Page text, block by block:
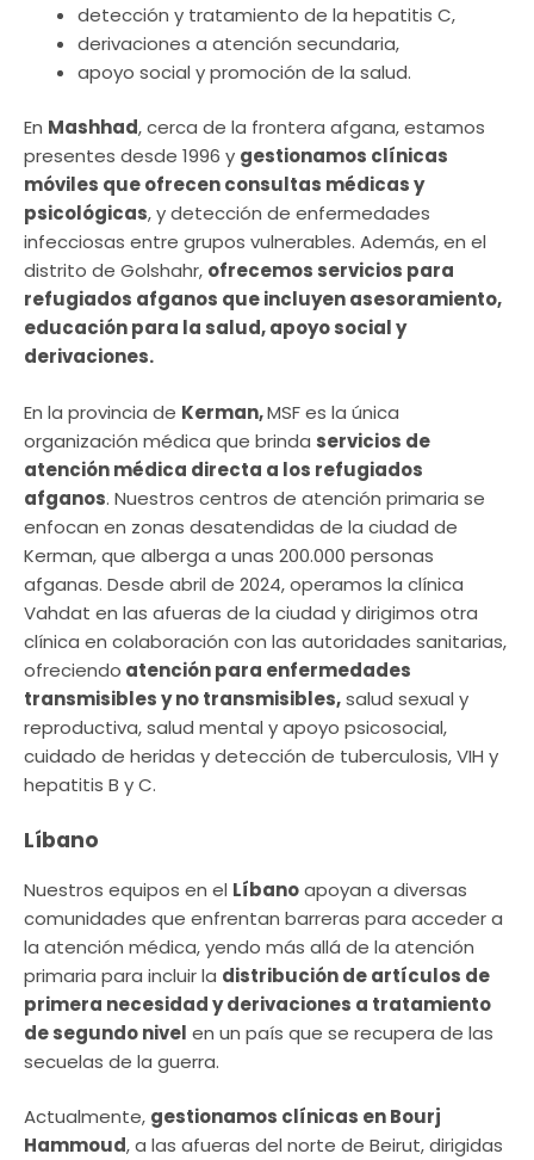
detección y tratamiento de la hepatitis C,
derivaciones a atención secundaria,
apoyo social y promoción de la salud.
En Mashhad, cerca de la frontera afgana, estamos
presentes desde 1996 y gestionamos clínicas
móviles que ofrecen consultas médicas y
psicológicas, y detección de enfermedades
infecciosas entre grupos vulnerables. Además, en el
distrito de Golshahr, ofrecemos servicios para
refugiados afganos que incluyen asesoramiento,
educación para la salud, apoyo social y
derivaciones.
En la provincia de Kerman,MSF es la única
organización médica que brinda servicios de
atención médica directa a los refugiados
afganos. Nuestros centros de atención primaria se
enfocan en zonas desatendidas de la ciudad de
Kerman, que alberga a unas 200.000 personas
afganas. Desde abril de 2024, operamos la clínica
Vahdat en las afueras de la ciudad y dirigimos otra
clínica en colaboración con las autoridades sanitarias,
ofreciendo atención para enfermedades
transmisibles y no transmisibles,salud sexual y
reproductiva, salud mental y apoyo psicosocial,
cuidado de heridas y detección de tuberculosis, VIH y
hepatitis B y C.
Líbano
Nuestros equipos en el Líbanoapoyan a diversas
comunidades que enfrentan barreras para acceder a
la atención médica, yendo más allá de la atención
primaria para incluir la distribución de artículos de
primera necesidad y derivaciones a tratamiento
de segundo nivel en un país que se recupera de las
secuelas de la guerra.
Actualmente, gestionamos clínicas en Bourj
Hammoud, a las afueras del norte de Beirut, dirigidas